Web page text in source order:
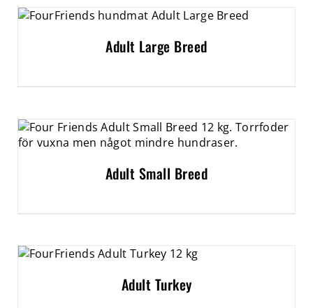
Adult Large Breed
Adult Small Breed
Adult Turkey